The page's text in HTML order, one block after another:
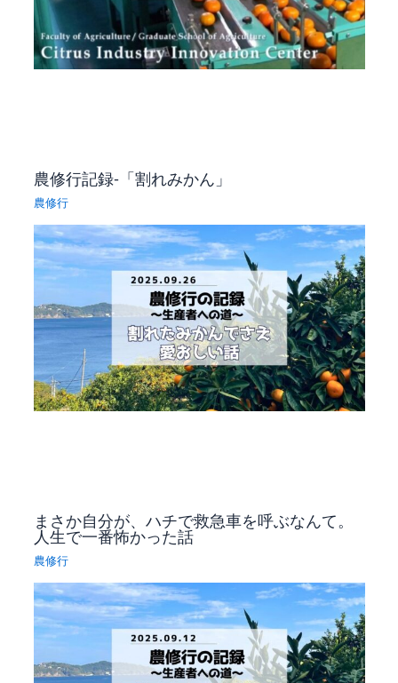
農修行記録-「割れみかん」
農修行
まさか自分が、ハチで救急車を呼ぶなんて。
人生で一番怖かった話
農修行